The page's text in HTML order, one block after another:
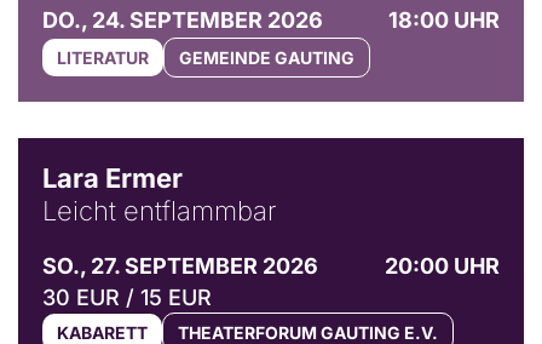
DO., 24. SEPTEMBER 2026 18:00 UHR
LITERATUR GEMEINDE GAUTING
Lara Ermer
Leicht entflammbar
SO., 27. SEPTEMBER 2026
20:00 UHR
30 EUR / 15 EUR
KABARETT THEATERFORUM GAUTING E.V.